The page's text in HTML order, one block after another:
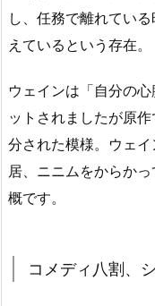
し、任務で離れてい
えているという存在。
ウェインは「自分の
ットされましたが原
分された模様。ウェ
居、ニニムをからか
概です。
コメディ八割、